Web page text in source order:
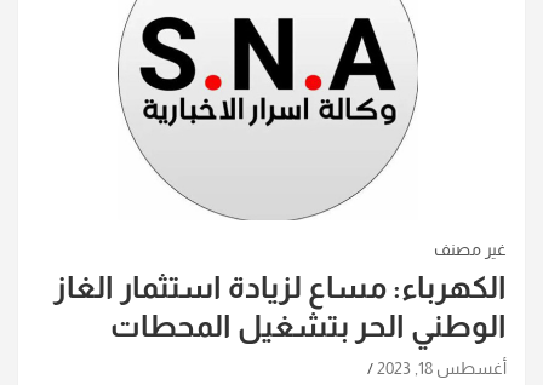
غير مصنف
الكهرباء: مساع لزيادة استثمار الغاز
الوطني الحر بتشغيل المحطات
أغسطس 18, 2023